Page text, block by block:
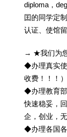
diploma，
囯的同学定
认证、使馆
→ ★我们为
◆办理真实
收费！！！
◆办理教育部
快速稳妥，
企，创业，
◆办理各国